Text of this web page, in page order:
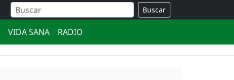
Buscar
VIDA SANA RADIO